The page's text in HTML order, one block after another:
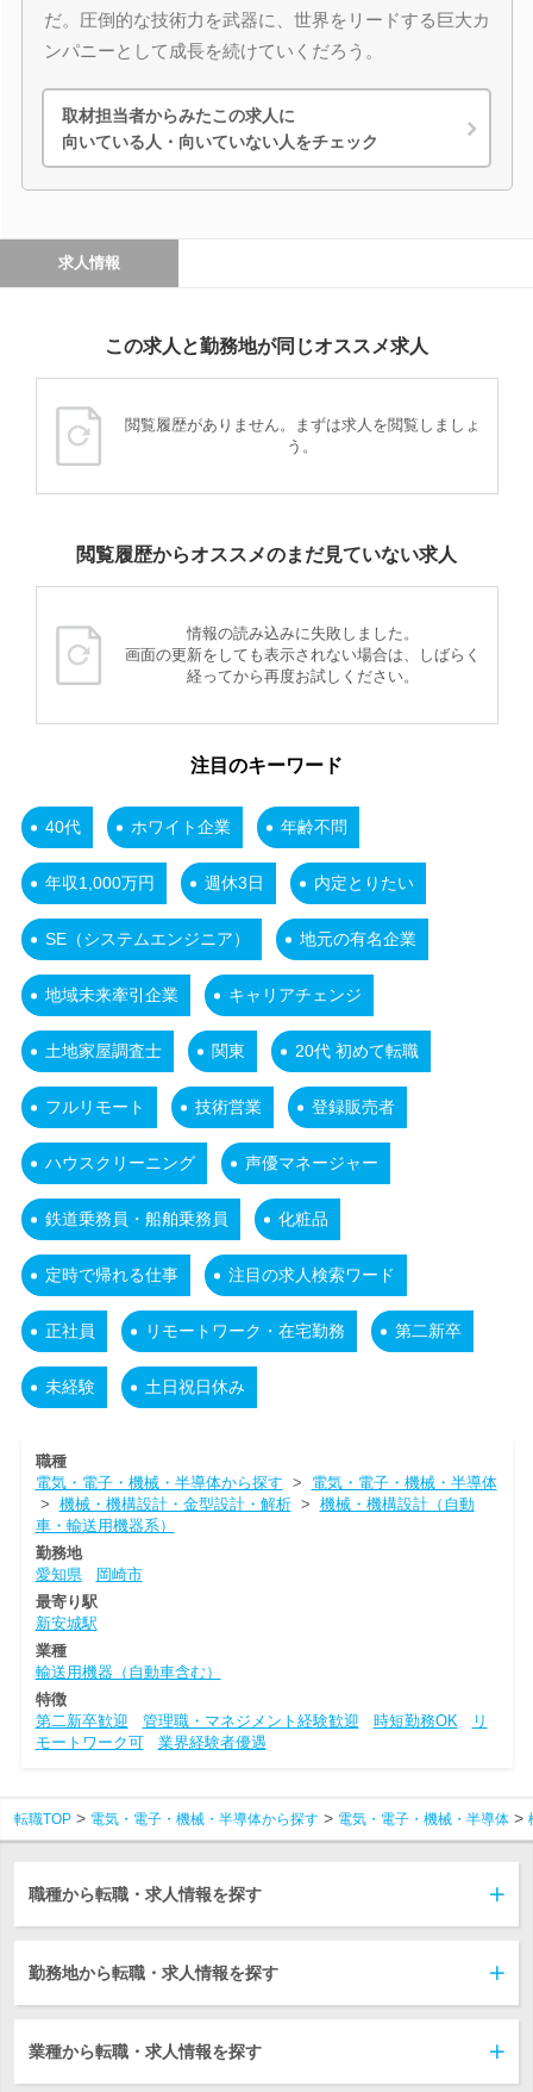
だ。圧倒的な技術力を武器に、世界をリードする巨大カ
ンパニーとして成長を続けていくだろう。
取材担当者からみたこの求人に
向いている人・向いていない人をチェック
求人情報
この求人と勤務地が同じオススメ求人
閲覧履歴がありません。まずは求人を閲覧しましょ
う。
閲覧履歴からオススメのまだ見ていない求人
情報の読み込みに失敗しました。
画面の更新をしても表示されない場合は、しばらく
経ってから再度お試しください。
注目のキーワード
40代 ホワイト企業 年齢不問
年収1,000万円 週休3日 内定とりたい
SE（システムエンジニア） 地元の有名企業
地域未来牽引企業 キャリアチェンジ
土地家屋調査士 関東 20代 初めて転職
フルリモート 技術営業 登録販売者
ハウスクリーニング 声優マネージャー
鉄道乗務員・船舶乗務員 化粧品
定時で帰れる仕事 注目の求人検索ワード
正社員 リモートワーク・在宅勤務 第二新卒
未経験 土日祝日休み
職種
電気・電子・機械・半導体から探す > 電気・電子・機械・半導体
> 機械・機構設計・金型設計・解析> 機械・機構設計（自動
車・輸送用機器系）
勤務地
愛知県
岡崎市
最寄り駅
新安城駅
業種
輸送用機器（自動車含む）
特徴
第二新卒歓迎
管理職・マネジメント経験歓迎 時短勤務OK
リ
モートワーク可
業界経験者優遇
転職TOP 電気・電子・機械・半導体から探す 電気・電子・機械・半導体
職種から転職・求人情報を探す
勤務地から転職・求人情報を探す
業種から転職・求人情報を探す